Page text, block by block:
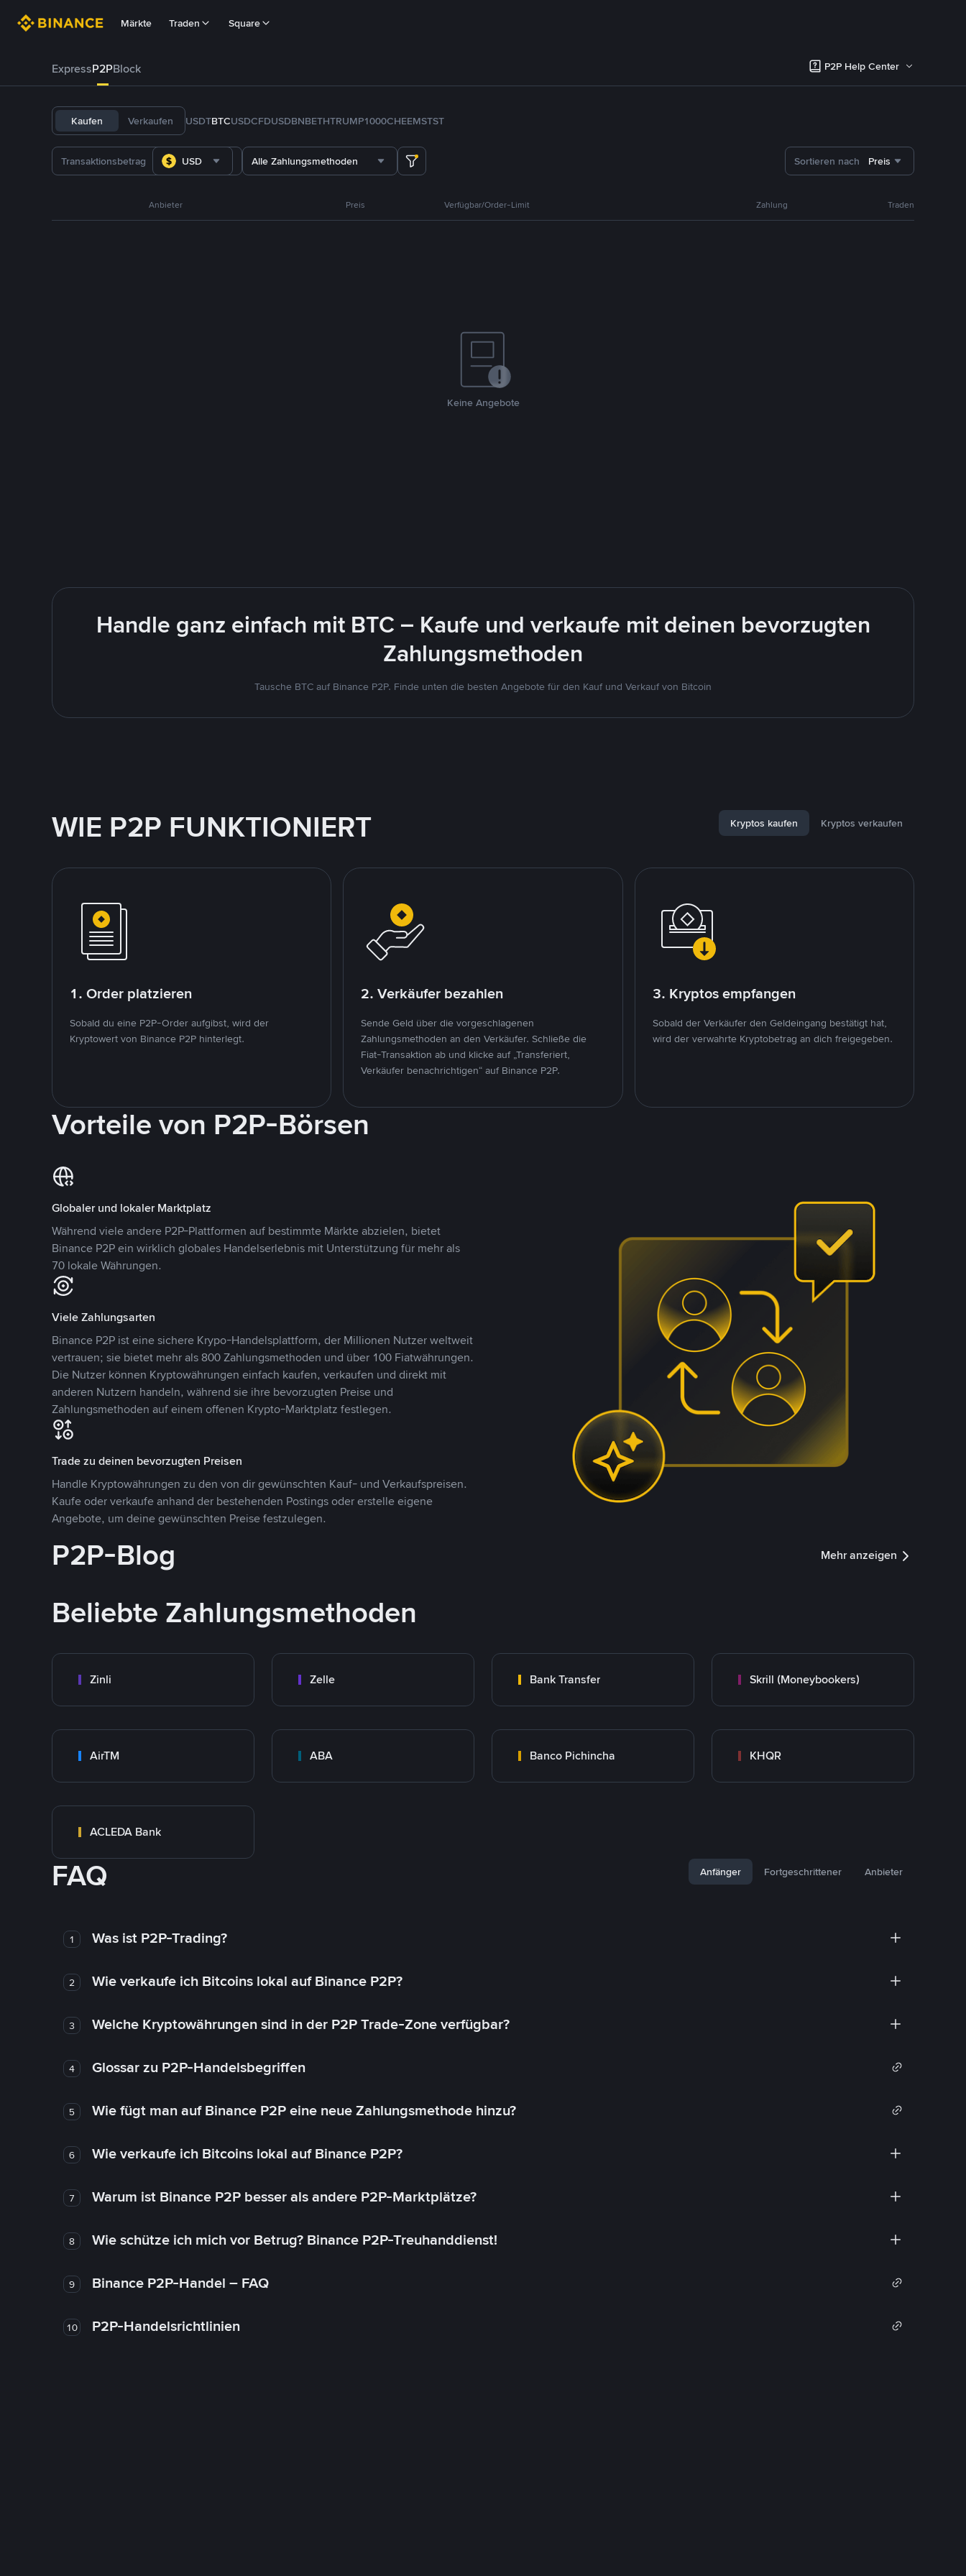
Märkte Traden Square
ExpressP2PBlock P2P Help Center
Kaufen Verkaufen USDTBTCUSDCFDUSDBNBETHTRUMP1000CHEEMSTST
USD Alle Zahlungsmethoden Sortieren nach Preis
Anbieter Preis Verfügbar/Order-Limit Zahlung Traden
Keine Angebote
Handle ganz einfach mit BTC – Kaufe und verkaufe mit deinen bevorzugten
Zahlungsmethoden
Tausche BTC auf Binance P2P. Finde unten die besten Angebote für den Kauf und Verkauf von Bitcoin
WIE P2P FUNKTIONIERT Kryptos kaufen Kryptos verkaufen
1. Order platzieren
Sobald du eine P2P-Order aufgibst, wird der
Kryptowert von Binance P2P hinterlegt.
2. Verkäufer bezahlen
Sende Geld über die vorgeschlagenen
Zahlungsmethoden an den Verkäufer. Schließe die
Fiat-Transaktion ab und klicke auf „Transferiert,
Verkäufer benachrichtigen“ auf Binance P2P.
3. Kryptos empfangen
Sobald der Verkäufer den Geldeingang bestätigt hat,
wird der verwahrte Kryptobetrag an dich freigegeben.
Vorteile von P2P-Börsen
Globaler und lokaler Marktplatz
Während viele andere P2P-Plattformen auf bestimmte Märkte abzielen, bietet
Binance P2P ein wirklich globales Handelserlebnis mit Unterstützung für mehr als
70 lokale Währungen.
Viele Zahlungsarten
Binance P2P ist eine sichere Krypo-Handelsplattform, der Millionen Nutzer weltweit
vertrauen; sie bietet mehr als 800 Zahlungsmethoden und über 100 Fiatwährungen.
Die Nutzer können Kryptowährungen einfach kaufen, verkaufen und direkt mit
anderen Nutzern handeln, während sie ihre bevorzugten Preise und
Zahlungsmethoden auf einem offenen Krypto-Marktplatz festlegen.
Trade zu deinen bevorzugten Preisen
Handle Kryptowährungen zu den von dir gewünschten Kauf- und Verkaufspreisen.
Kaufe oder verkaufe anhand der bestehenden Postings oder erstelle eigene
Angebote, um deine gewünschten Preise festzulegen.
P2P-Blog Mehr anzeigen
Beliebte Zahlungsmethoden
Zinli Zelle Bank Transfer Skrill (Moneybookers)
AirTM ABA Banco Pichincha KHQR
ACLEDA Bank
FAQ Anfänger Fortgeschrittener Anbieter
1 Was ist P2P-Trading?
2 Wie verkaufe ich Bitcoins lokal auf Binance P2P?
3 Welche Kryptowährungen sind in der P2P Trade-Zone verfügbar?
4 Glossar zu P2P-Handelsbegriffen
5 Wie fügt man auf Binance P2P eine neue Zahlungsmethode hinzu?
6 Wie verkaufe ich Bitcoins lokal auf Binance P2P?
7 Warum ist Binance P2P besser als andere P2P-Marktplätze?
8 Wie schütze ich mich vor Betrug? Binance P2P-Treuhanddienst!
9 Binance P2P-Handel – FAQ
10 P2P-Handelsrichtlinien